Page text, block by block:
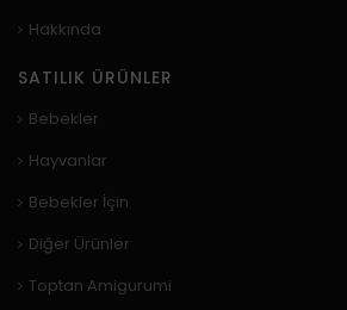
Hakkında
SATILIK ÜRÜNLER
Bebekler
Hayvanlar
Bebekler İçin
Diğer Ürünler
Toptan Amigurumi